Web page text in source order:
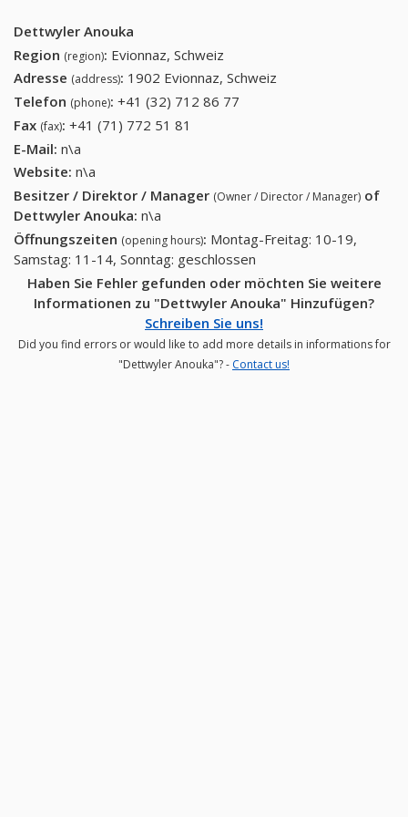
Dettwyler Anouka
Region (region): Evionnaz, Schweiz
Adresse (address): 1902 Evionnaz, Schweiz
Telefon (phone): +41 (32) 712 86 77
Fax (fax): +41 (71) 772 51 81
E-Mail: n\a
Website: n\a
Besitzer / Direktor / Manager (Owner / Director / Manager) of
Dettwyler Anouka: n\a
Öffnungszeiten (opening hours): Montag-Freitag: 10-19,
Samstag: 11-14, Sonntag: geschlossen
Haben Sie Fehler gefunden oder möchten Sie weitere
Informationen zu "Dettwyler Anouka" Hinzufügen?
Schreiben Sie uns!
Did you find errors or would like to add more details in informations for
"Dettwyler Anouka"? - Contact us!